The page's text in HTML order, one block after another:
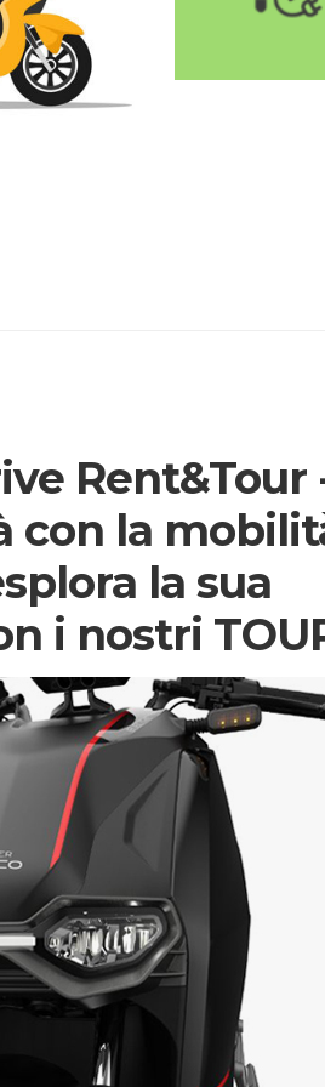
Rent&Tour
con la
la sua
i nostri